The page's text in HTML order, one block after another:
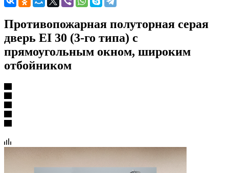
Противопожарная полуторная серая
дверь EI 30 (3-го типа) с
прямоугольным окном, широким
отбойником